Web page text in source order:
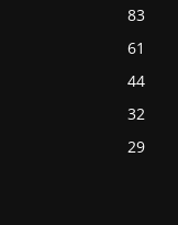
83
61
44
32
29